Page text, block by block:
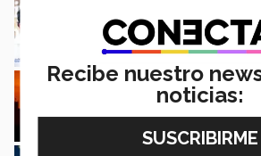
Paula Treviño
Canícula: señales de golpe
consejos para cuidarte
Recibe nuestro
noticias: